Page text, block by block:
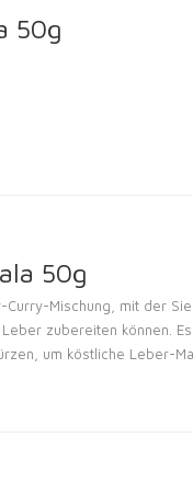
50g
50g
Mischung, mit der
zubereiten können.
um köstliche Leber-